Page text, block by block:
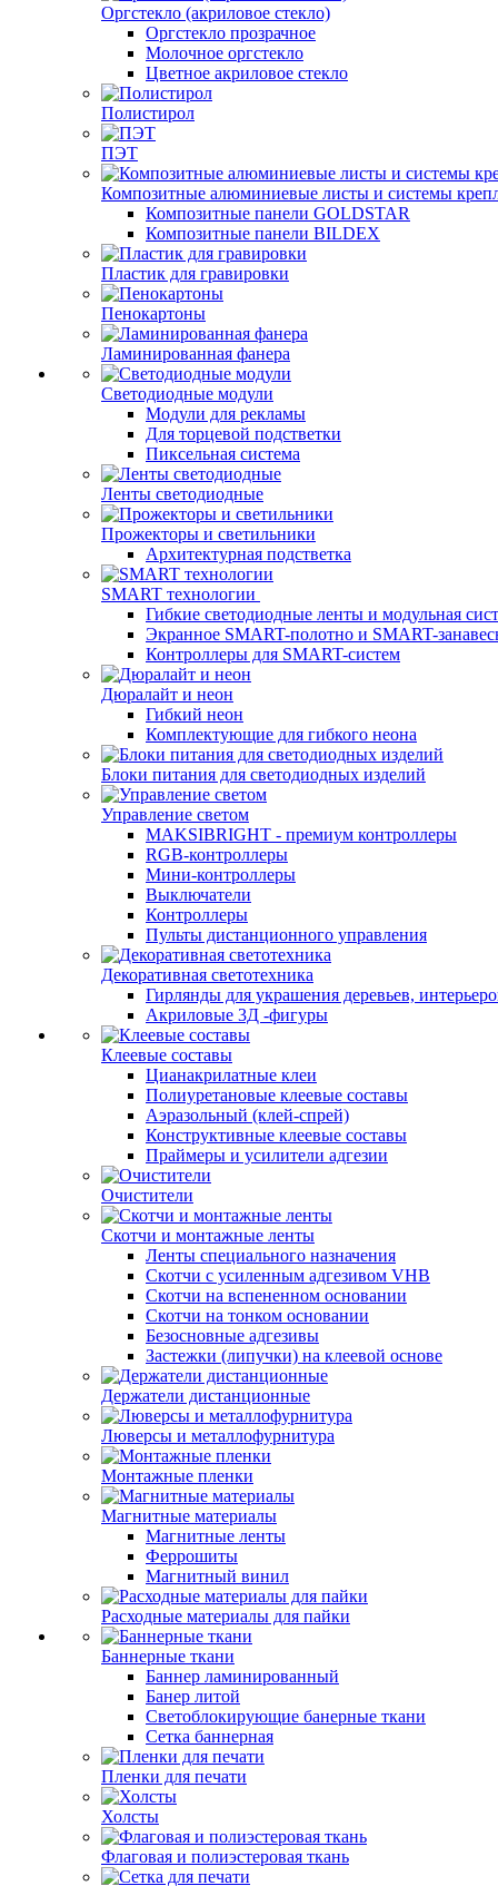
Оргстекло (акриловое стекло)
Оргстекло прозрачное
Молочное оргстекло
Цветное акриловое стекло
Полистирол
ПЭТ
Композитные алюминиевые листы и системы
Композитные панели GOLDSTAR
Композитные панели BILDEX
Пластик для гравировки
Пенокартоны
Ламинированная фанера
Светодиодные модули
Модули для рекламы
Для торцевой подстветки
Пиксельная система
Ленты светодиодные
Прожекторы и светильники
Архитектурная подстветка
SMART технологии
Гибкие светодиодные ленты и модульная
Экранное SMART-полотно и SMART-
Контроллеры для SMART-систем
Дюралайт и неон
Гибкий неон
Комплектующие для гибкого неона
Блоки питания для светодиодных изделий
Управление светом
MAKSIBRIGHT - премиум контроллеры
RGB-контроллеры
Мини-контроллеры
Выключатели
Контроллеры
Пульты дистанционного управления
Декоративная светотехника
Гирлянды для украшения деревьев,
Акриловые 3Д -фигуры
Клеевые составы
Цианакрилатные клеи
Полиуретановые клеевые составы
Аэразольный (клей-спрей)
Конструктивные клеевые составы
Праймеры и усилители адгезии
Очистители
Скотчи и монтажные ленты
Ленты специального назначения
Скотчи с усиленным адгезивом VHB
Скотчи на вспененном основании
Скотчи на тонком основании
Безосновные адгезивы
Застежки (липучки) на клеевой основе
Держатели дистанционные
Люверсы и металлофурнитура
Монтажные пленки
Магнитные материалы
Магнитные ленты
Феррошиты
Магнитный винил
Расходные материалы для пайки
Баннерные ткани
Баннер ламинированный
Банер литой
Светоблокирующие банерные ткани
Сетка баннерная
Пленки для печати
Холсты
Флаговая и полиэстеровая ткань